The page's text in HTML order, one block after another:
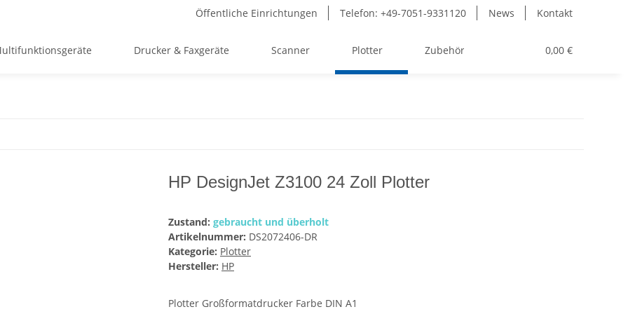
Öffentliche Einrichtungen Telefon: +49-7051-9331120 News Kontakt
0,00 €
Drucker & Faxgeräte Scanner Plotter Zubehör
HP DesignJet Z3100 24 Zoll Plotter
Zustand: gebraucht und überholt
Artikelnummer: DS2072406-DR
Kategorie: Plotter
Hersteller: HP
Plotter Großformatdrucker Farbe DIN A1